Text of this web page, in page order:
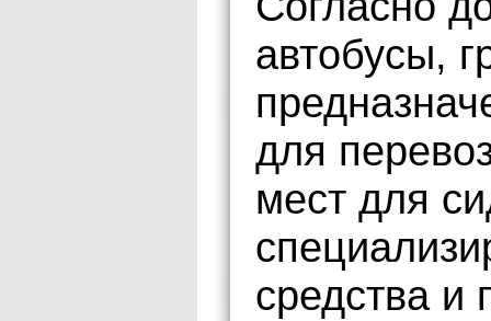
автобусы,
для
мест для
средства и